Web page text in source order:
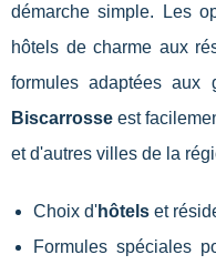
démarche simple. Les
hôtels de charme aux
formules adaptées
Biscarrosse est
et d'autres villes de la
Choix d'hôtels et
Formules spéciales